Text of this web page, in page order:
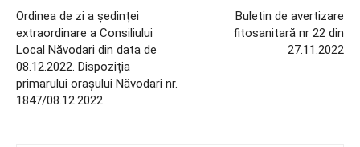
Ordinea de zi a ședinței
extraordinare a Consiliului
Local Năvodari din data de
08.12.2022. Dispoziția
primarului orașului Năvodari nr.
1847/08.12.2022
Buletin de avertizare
fitosanitară nr 22 din
27.11.2022